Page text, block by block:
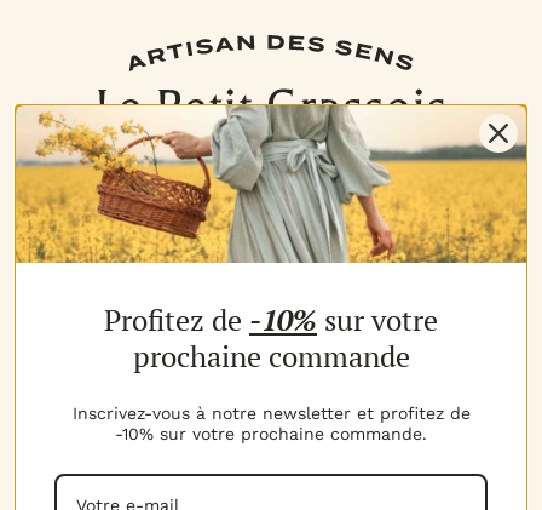
Les parfums
MON COMPTE
Espace client
Parrainage
Mon panier
Profitez de -10% sur votre
prochaine commande
Inscrivez-vous à notre newsletter et profitez de
-10% sur votre prochaine commande.